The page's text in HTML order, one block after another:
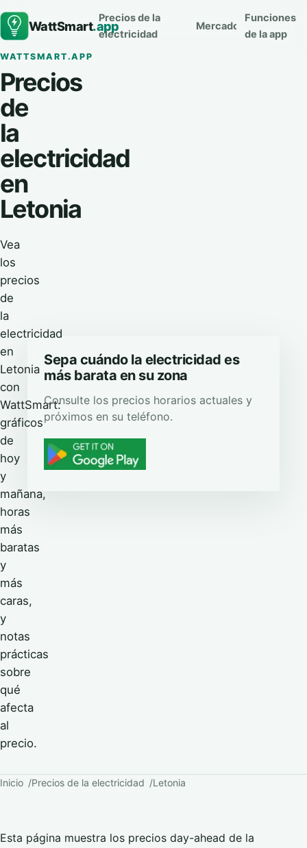
WattSmart.app
Precios de la
electricidad
Mercados
Funciones
de la app
WATTSMART.APP
Precios
de
la
electricidad
en
Letonia
Vea
los
precios
de
la
electricidad
en
Letonia
con
WattSmart:
gráficos
de
hoy
y
mañana,
horas
más
baratas
y
más
caras,
y
notas
prácticas
sobre
qué
afecta
al
precio.
Sepa cuándo la electricidad es
más barata en su zona
Consulte los precios horarios actuales y
próximos en su teléfono.
Inicio Precios de la electricidad Letonia
Esta página muestra los precios day-ahead de la